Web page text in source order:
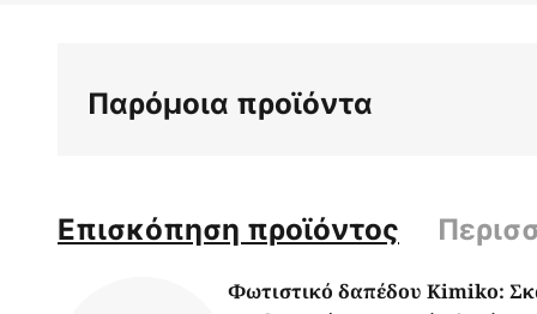
Παρόμοια προϊόντα
Επισκόπηση προϊόντος
Φωτιστικό δαπέδου Kimiko: